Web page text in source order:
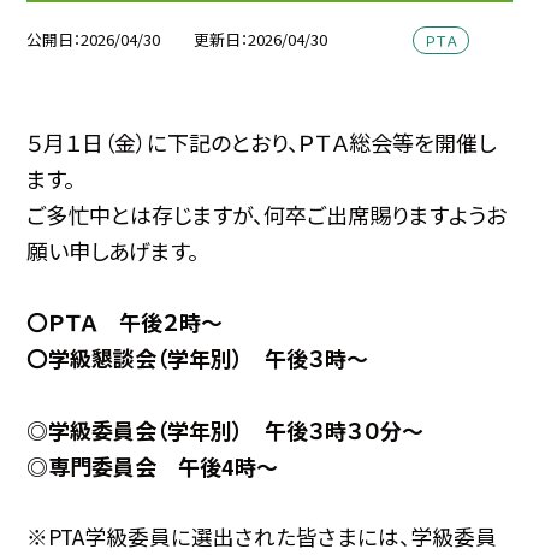
公開日 2026/04/30 更新日 2026/04/30 ＰＴＡ
５月１日（金）に下記のとおり、ＰＴＡ総会等を開催し
ます。
ご多忙中とは存じますが、何卒ご出席賜りますようお
願い申しあげます。
〇ＰＴＡ 午後２時～
〇学級懇談会（学年別） 午後３時～
◎学級委員会（学年別） 午後３時３０分～
◎専門委員会 午後4時～
※PTA学級委員に選出された皆さまには、学級委員